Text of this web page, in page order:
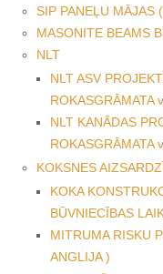
SIP PANEĻU MĀJAS
MASONITE BEAMS
NLT
NLT ASV
ROKASGRĀMATA
NLT KANĀDAS
ROKASGRĀMATA
KOKSNES
KOKA
BŪVNIECĪBAS
MITRUMA RISKU
ANGLIJA )